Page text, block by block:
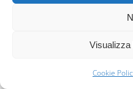
Visualizza
Cookie
Tutti gli esoneri saranno
Info aggiuntive all’interno
Per le lavoratrici che godono
ovvero dell’esonero